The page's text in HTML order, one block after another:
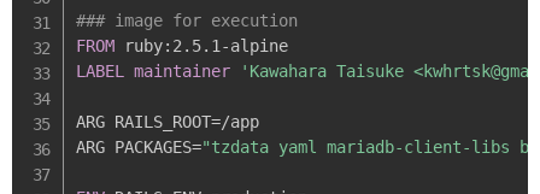
### image for execution
FROM ruby: 2.5.1-
LABEL maintainer 'Kawahara Taisuke <
ARG RAILS_ROOT=/app
ARG PACKAGES="tzdata yaml mariadb-client-libs